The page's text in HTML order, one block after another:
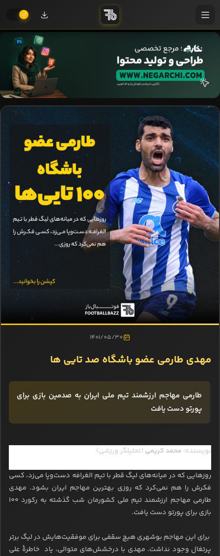
1401/05/30
مهدی طارمی عضو باشگاه صد تایی ها
طارمی مهاجم ارزشمند تیم ملی ایران به صدمین بازی برای
پورتو دست یافت
نویسنده: محمد کریمی (تحلیلگر ورزشی)
روزهایی که در میانه‌های لیگ قطر با تیم الغرافه دست‌وپا می‌زد، کسی
فکرش را هم نمی‌کرد که روزی بهترین مهاجم ایران بشود. مهدی
طارمی مهاجم ارزشمند تیم ملی کشورمان شب گذشته به رکورد ۱۰۰
بازی برای پورتو دست یافت.
برای این مهاجم بوشهری هیچ سقفی برای موفقیت‌هایش در لیگ برتر
پرتغال وجود نداشت. مهدی با درخشش‌های متوالی، یاد خاطرۀ علی